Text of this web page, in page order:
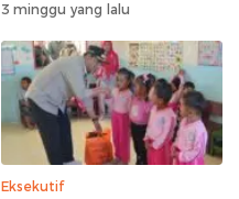
Masuk Akal
3 minggu yang lalu
Eksekutif